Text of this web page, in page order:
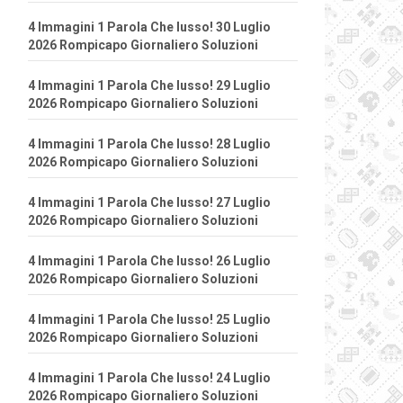
4 Immagini 1 Parola Che lusso! 30 Luglio
2026 Rompicapo Giornaliero Soluzioni
4 Immagini 1 Parola Che lusso! 29 Luglio
2026 Rompicapo Giornaliero Soluzioni
4 Immagini 1 Parola Che lusso! 28 Luglio
2026 Rompicapo Giornaliero Soluzioni
4 Immagini 1 Parola Che lusso! 27 Luglio
2026 Rompicapo Giornaliero Soluzioni
4 Immagini 1 Parola Che lusso! 26 Luglio
2026 Rompicapo Giornaliero Soluzioni
4 Immagini 1 Parola Che lusso! 25 Luglio
2026 Rompicapo Giornaliero Soluzioni
4 Immagini 1 Parola Che lusso! 24 Luglio
2026 Rompicapo Giornaliero Soluzioni